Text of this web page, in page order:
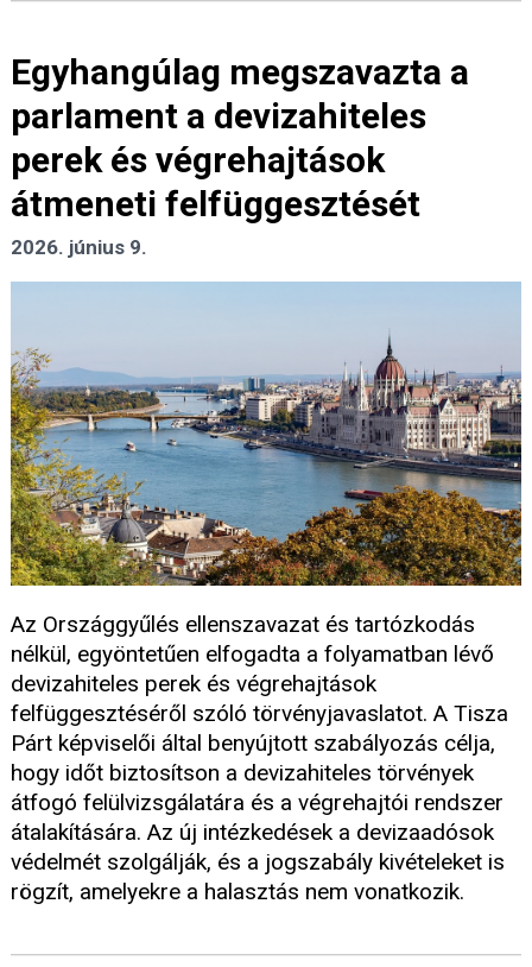
Egyhangúlag megszavazta a
parlament a devizahiteles
perek és végrehajtások
átmeneti felfüggesztését
2026. június 9.
Az Országgyűlés ellenszavazat és tartózkodás
nélkül, egyöntetűen elfogadta a folyamatban lévő
devizahiteles perek és végrehajtások
felfüggesztéséről szóló törvényjavaslatot. A Tisza
Párt képviselői által benyújtott szabályozás célja,
hogy időt biztosítson a devizahiteles törvények
átfogó felülvizsgálatára és a végrehajtói rendszer
átalakítására. Az új intézkedések a devizaadósok
védelmét szolgálják, és a jogszabály kivételeket is
rögzít, amelyekre a halasztás nem vonatkozik.